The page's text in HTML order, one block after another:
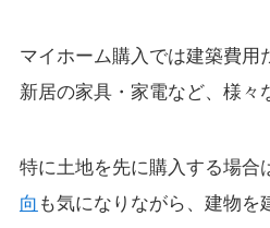
マイホーム購入では建築費用
新居の家具・家電など、様々
特に土地を先に購入する場合
向 も気になりながら、建物を